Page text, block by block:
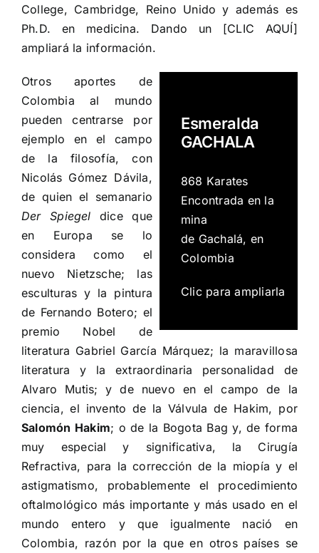
College, Cambridge, Reino Unido y además es
Ph.D. en medicina. Dando un [CLIC AQUÍ]
ampliará la información.
Esmeralda
GACHALA
868 Karates
Encontrada en la
mina
de Gachalá, en
Colombia
Clic para ampliarla
Otros aportes de
Colombia al mundo
pueden centrarse por
ejemplo en el campo
de la filosofía, con
Nicolás Gómez Dávila,
de quien el semanario
Der Spiegel dice que
en Europa se lo
considera como el
nuevo Nietzsche; las
esculturas y la pintura
de Fernando Botero; el
premio Nobel de
literatura Gabriel García Márquez; la maravillosa
literatura y la extraordinaria personalidad de
Alvaro Mutis; y de nuevo en el campo de la
ciencia, el invento de la Válvula de Hakim, por
Salomón Hakim; o de la Bogota Bag y, de forma
muy especial y significativa, la Cirugía
Refractiva, para la corrección de la miopía y el
astigmatismo, probablemente el procedimiento
oftalmológico más importante y más usado en el
mundo entero y que igualmente nació en
Colombia, razón por la que en otros países se